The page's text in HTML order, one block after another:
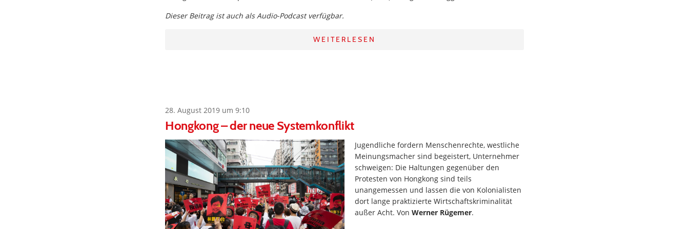
Dieser Beitrag ist auch als Audio-Podcast verfügbar.
WEITERLESEN
28. August 2019 um 9:10
Hongkong – der neue Systemkonflikt
Jugendliche fordern Menschenrechte, westliche
Meinungsmacher sind begeistert, Unternehmer
schweigen: Die Haltungen gegenüber den
Protesten von Hongkong sind teils
unangemessen und lassen die von Kolonialisten
dort lange praktizierte Wirtschaftskriminalität
außer Acht. Von Werner Rügemer.